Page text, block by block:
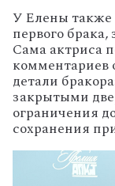
УЕлены также
первогобрака,
Самаактриса
комментариев
детали
закрытыми
ограничения
сохранения